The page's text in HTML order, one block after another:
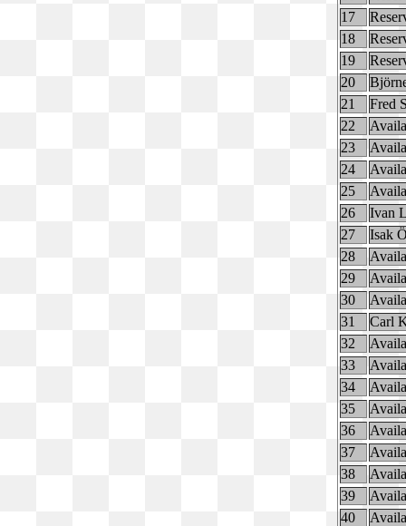
17
18
19
20
21
Fred
22
23
24
25
26
Ivan
27
Isak
28
29
30
31
Carl
32
33
34
35
36
37
38
39
40